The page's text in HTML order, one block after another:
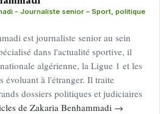
- Journaliste senior – Sport, politique
est journaliste senior au sein
dans l'actualité sportive, il
algérienne, la Ligue 1 et les
évoluant à l'étranger. Il traite
dossiers politiques et judiciaires
de Zakaria Benhammadi →